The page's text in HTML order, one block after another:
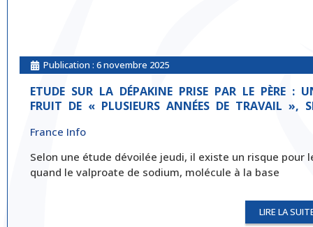
Publication : 6 novembre 2025
ETUDE SUR LA DÉPAKINE PRISE PAR LE PÈRE
FRUIT DE « PLUSIEURS ANNÉES DE TRAVAIL »,
France Info
Selon une étude dévoilée jeudi, il existe un risque
quand le valproate de sodium, molécule à la base
LIRE LA